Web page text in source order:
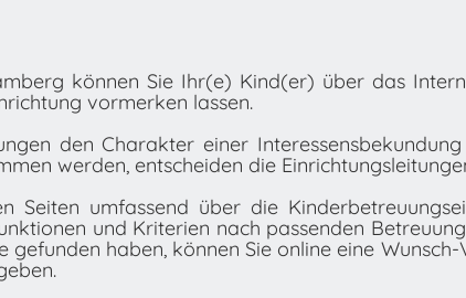
können Sie Ihr(e) Kind(er) über das
vormerken lassen.
den Charakter einer
werden, entscheiden die
Seiten umfassend über die
und Kriterien nach passenden
gefunden haben, können Sie online eine